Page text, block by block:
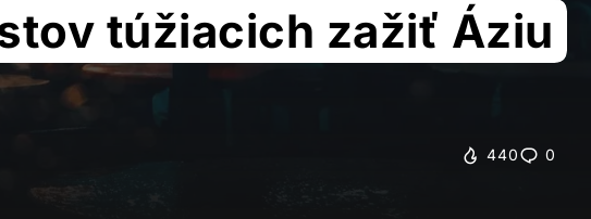
túžiacich zažiť Áziu
440 0